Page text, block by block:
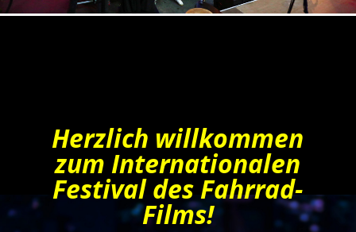
Herzlich willkommen
zum Internationalen
Festival des Fahrrad-
Films!